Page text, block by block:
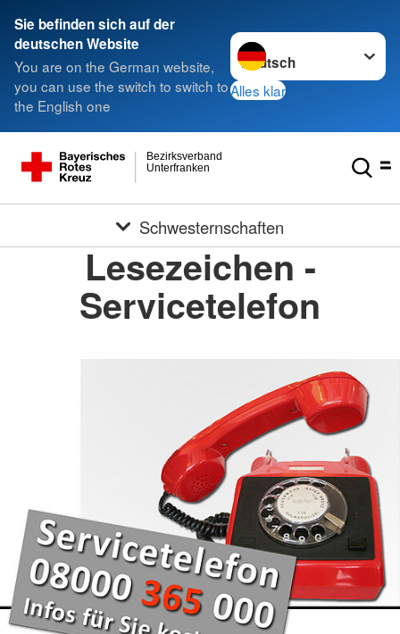
Sie befinden sich auf der
deutschen Website
You are on the German website,
you can use the switch to switch to
the English one
Sprache wechseln zu
Alles klar
Unterfranken
Bezirksverband
Schwesternschaften
Lesezeichen -
Servicetelefon